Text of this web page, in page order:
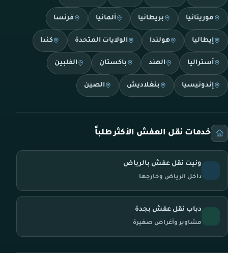
موريتانيا بريطانيا ألمانيا فرنسا
إيطاليا هولندا الولايات المتحدة كندا
أستراليا الهند باكستان الفلبين
إندونيسيا بنغلاديش الصين
خدمات نقل العفش الأكثر طلباً
ونيت نقل عفش بالرياض
داخل الرياض وخارجها
دباب نقل عفش بجدة
مشاوير وأغراض صغيرة